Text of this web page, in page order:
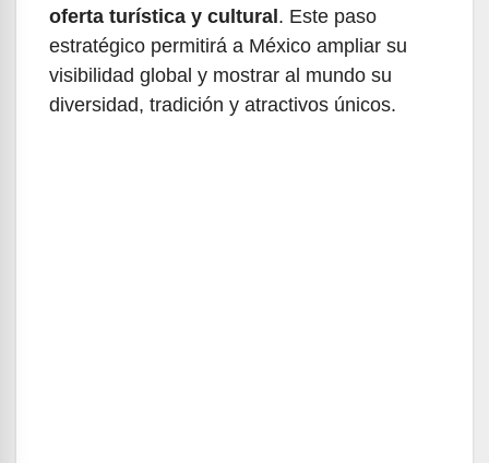
oferta turística y cultural. Este paso
estratégico permitirá a México ampliar su
visibilidad global y mostrar al mundo su
diversidad, tradición y atractivos únicos.